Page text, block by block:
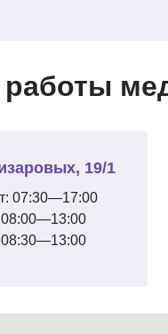
19/1
07:30—17:00
08:00—13:00
08:30—13:00